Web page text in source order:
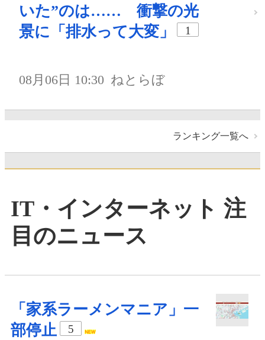
いた”のは…… 衝撃の光
景に「排水って大変」
1
08月06日 10:30 ねとらぼ
ランキング一覧へ
IT・インターネット 注
目のニュース
「家系ラーメンマニア」一
部停止
5